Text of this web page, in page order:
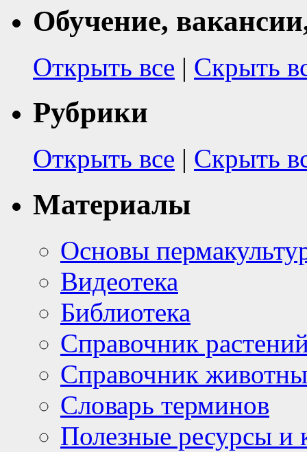
Обучение,
Открыть все | Скрыть
Рубрики
Открыть все | Скрыть
Материалы
Основы
Видеотека
Библиотека
Справочник
Справочник
Словарь терминов
Полезные ресурсы и